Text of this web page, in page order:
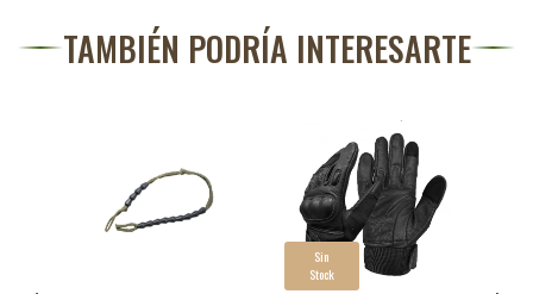
TAMBIÉN PODRÍA INTERESARTE
Sin
Stock